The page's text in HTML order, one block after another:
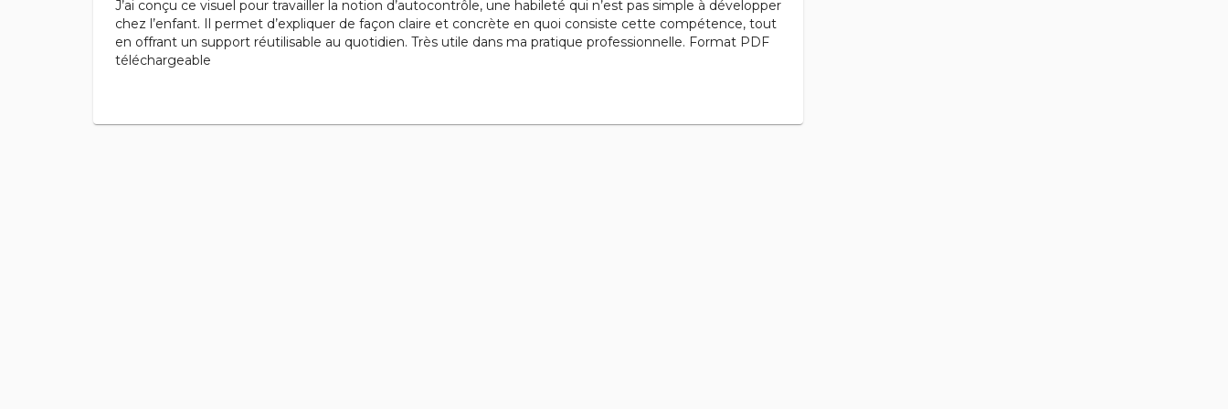
J’ai conçu ce visuel pour travailler la notion d’autocontrôle, une habileté qui n’est pas simple à développer
chez l’enfant. Il permet d’expliquer de façon claire et concrète en quoi consiste cette compétence, tout
en offrant un support réutilisable au quotidien. Très utile dans ma pratique professionnelle. Format PDF
téléchargeable